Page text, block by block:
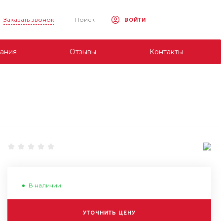
Заказать звонок Поиск ВОЙТИ
Отзывы Контакты
В наличии
УТОЧНИТЬ ЦЕНУ